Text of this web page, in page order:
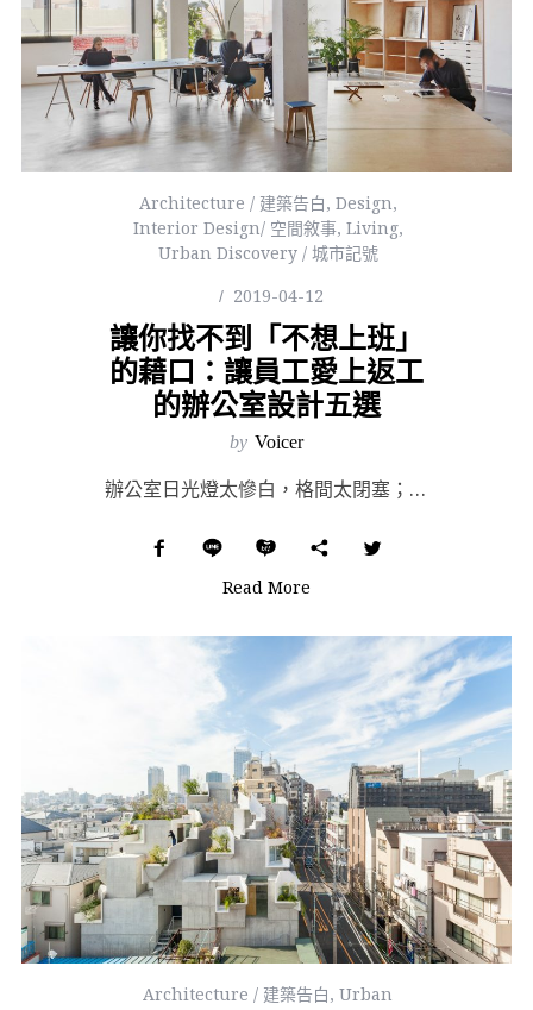
Architecture / 建築告白, Design,
Interior Design/ 空間敘事, Living,
Urban Discovery / 城市記號
2019-04-12
讓你找不到「不想上班」
的藉口：讓員工愛上返工
的辦公室設計五選
by Voicer
辦公室日光燈太慘白，格間太閉塞；辦公室周圍的餐廳外賣毫無新意；辦公室氣氛太沈悶，窗外無風景；辦公室一...
Read More
Architecture / 建築告白,Urban